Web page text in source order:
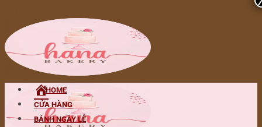
HOME
CỬA HÀNG
BÁNH NGÀY LỄ